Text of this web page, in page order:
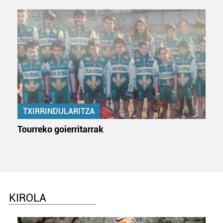
TXIRRINDULARITZA
Tourreko goierritarrak
KIROLA